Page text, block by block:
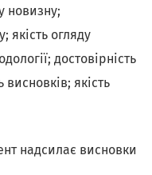
новизну;
якість огляду
достовірність
висновків; якість
надсилає висновки